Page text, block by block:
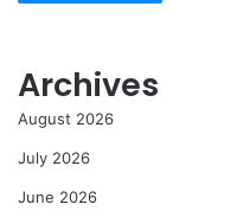
Archives
August 2026
July 2026
June 2026